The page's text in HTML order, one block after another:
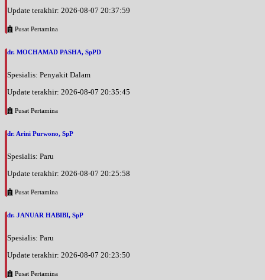
Update terakhir: 2026-08-07 20:37:59
Pusat Pertamina
dr. MOCHAMAD PASHA, SpPD
Spesialis: Penyakit Dalam
Update terakhir: 2026-08-07 20:35:45
Pusat Pertamina
dr. Arini Purwono, SpP
Spesialis: Paru
Update terakhir: 2026-08-07 20:25:58
Pusat Pertamina
dr. JANUAR HABIBI, SpP
Spesialis: Paru
Update terakhir: 2026-08-07 20:23:50
Pusat Pertamina